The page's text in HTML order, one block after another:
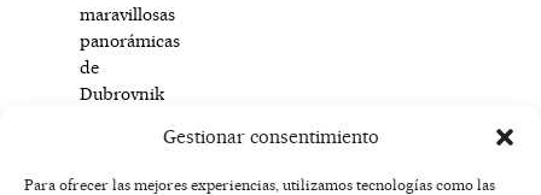
Gestionar consentimiento
Para ofrecer las mejores experiencias, utilizamos tecnologías como las
maravillosas
panorámicas
de
Dubrovnik